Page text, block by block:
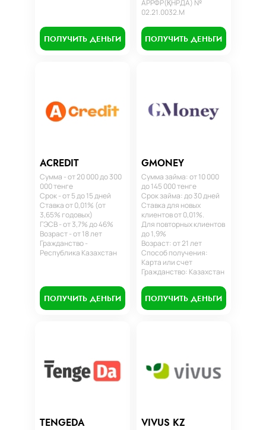
ПОЛУЧИТЬ ДЕНЬГИ
АРРФР(ҚНРДА) №
02.21.0032.М
ПОЛУЧИТЬ ДЕНЬГИ
ACREDIT
Сумма - от 20 000 до 300
000 тенге
Срок - от 5 до 15 дней
Ставка от 0,01% (от
3,65% годовых)
ГЭСВ - от 3,7% до 46%
Возраст - от 18 лет
Гражданство -
Республика Казахстан
ПОЛУЧИТЬ ДЕНЬГИ
GMONEY
Сумма займа: от 10 000
до 145 000 тенге
Срок займа: до 30 дней
Ставка для новых
клиентов от 0,01%.
Для повторных клиентов
до 1,9%
Возраст: от 21 лет
Способ получения:
Карта или счет
Гражданство: Казахстан
ПОЛУЧИТЬ ДЕНЬГИ
TENGEDA VIVUS KZ